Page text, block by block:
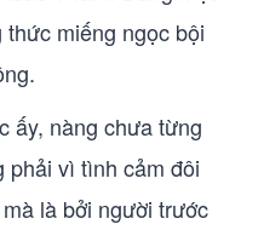
miếng ngọc bội
ấy, nàng chưa từng
vì tình cảm đôi
là bởi người trước